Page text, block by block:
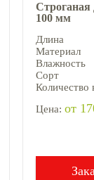
Строганая
100 мм
Длина
Материал
Влажность
Сорт
Количество
Цена: от